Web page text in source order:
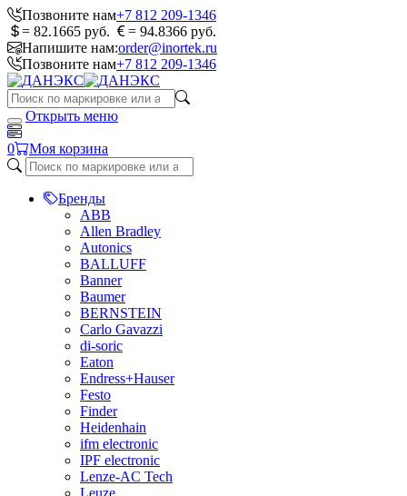
Позвоните нам+7 812 209-1346
= 82.1665 руб.
= 94.8366 руб.
Напишите нам:order@inortek.ru
Позвоните нам+7 812 209-1346
Открыть меню
0 Моя корзина
Бренды
ABB
Allen Bradley
Autonics
BALLUFF
Banner
Baumer
BERNSTEIN
Carlo Gavazzi
di-soric
Eaton
Endress+Hauser
Festo
Finder
Heidenhain
ifm electronic
IPF electronic
Lenze-AC Tech
Leuze